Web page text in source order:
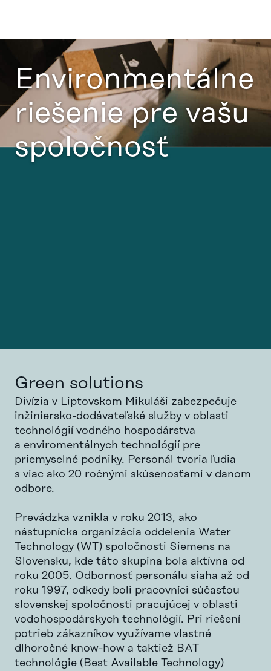
Environmentálne
riešenie pre vašu
spoločnosť
Green solutions
Divízia v Liptovskom Mikuláši zabezpečuje
inžiniersko-dodávateľské služby v oblasti
technológií vodného hospodárstva
a enviromentálnych technológií pre
priemyselné podniky. Personál tvoria ľudia
s viac ako 20 ročnými skúsenosťami v danom
odbore.
Prevádzka vznikla v roku 2013, ako
nástupnícka organizácia oddelenia Water
Technology (WT) spoločnosti Siemens na
Slovensku, kde táto skupina bola aktívna od
roku 2005. Odbornosť personálu siaha až od
roku 1997, odkedy boli pracovníci súčasťou
slovenskej spoločnosti pracujúcej v oblasti
vodohospodárskych technológií. Pri riešení
potrieb zákazníkov využívame vlastné
dlhoročné know-how a taktiež BAT
technológie (Best Available Technology)